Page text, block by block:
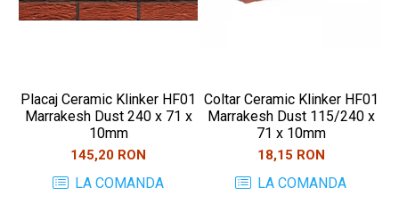
Placaj Ceramic Klinker HF01
Marrakesh Dust 240 x 71 x
10mm
145,20 RON
LA COMANDA
Coltar Ceramic Klinker HF01
Marrakesh Dust 115/240 x
71 x 10mm
18,15 RON
LA COMANDA